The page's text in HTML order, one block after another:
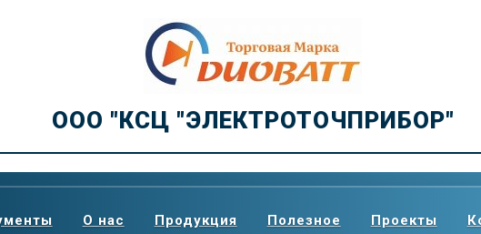
ООО "КСЦ "ЭЛЕКТРОТОЧПРИБОР"
О нас Продукция Полезное Проекты